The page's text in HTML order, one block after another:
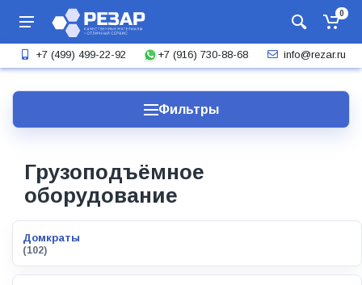
0
+7 (499) 499-22-92 +7 (916) 730-88-68 info@rezar.ru
Фильтры
Грузоподъёмное
оборудование
Домкраты
(102)